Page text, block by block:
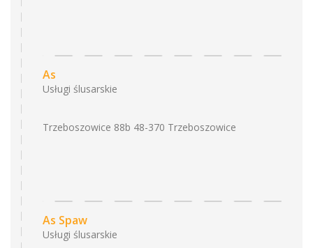
As
Usługi ślusarskie
Trzeboszowice 88b 48-370 Trzeboszowice
As Spaw
Usługi ślusarskie